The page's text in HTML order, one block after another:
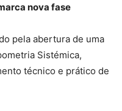
nova fase
pela abertura de uma
Sistémica,
técnico e prático de